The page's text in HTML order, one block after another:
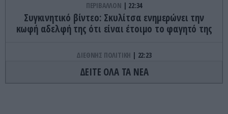
ΠΕΡΙΒΑΛΛΟΝ 22:34
Συγκινητικό βίντεο: Σκυλίτσα ενημερώνει την
κωφή αδελφή της ότι είναι έτοιμο το φαγητό της
ΔΙΕΘΝΗΣ ΠΟΛΙΤΙΚΗ 22:23
ΗΠΑ: Η Γερουσία ενέκρινε νέο πακέτο κυρώσεων
κατά της Ρωσίας
ΔΕΙΤΕ ΟΛΑ ΤΑ ΝΕΑ